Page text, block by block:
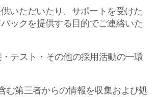
いただいたり、サポートを受けた
ックを提供する目的でご連絡いた
テスト・その他の採用活動の一環
む第三者からの情報を収集および処